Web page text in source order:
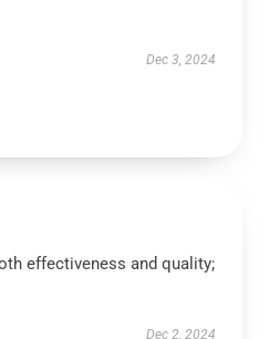
Dec 3, 2024
effectiveness and quality;
Dec 2, 2024